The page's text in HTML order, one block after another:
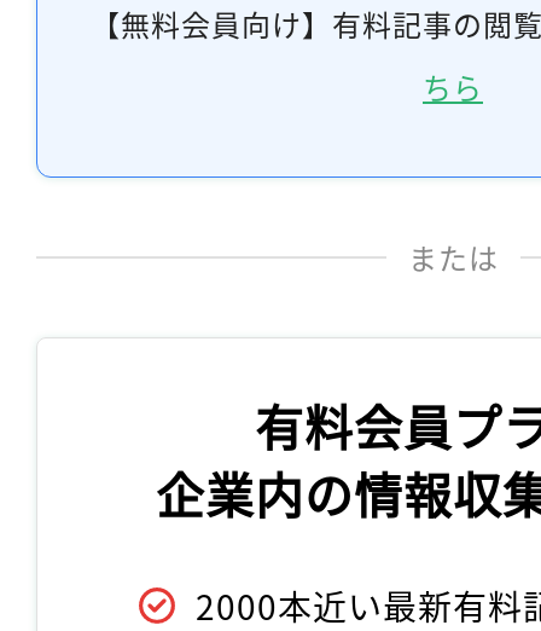
【無料会員向け】有料記事の閲
ちら
または
有料会員プ
企業内の情報収
2000本近い最新有料